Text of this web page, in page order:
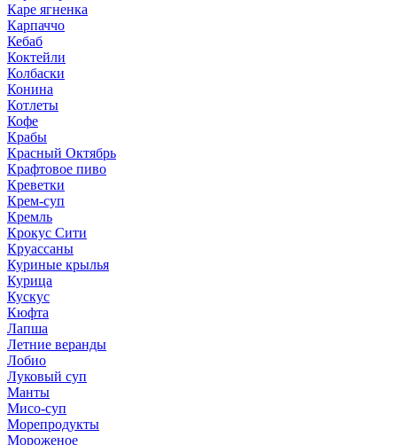
Каре ягненка
Карпаччо
Кебаб
Коктейли
Колбаски
Конина
Котлеты
Кофе
Крабы
Красный Октябрь
Крафтовое пиво
Креветки
Крем-суп
Кремль
Крокус Сити
Круассаны
Куриные крылья
Курица
Кускус
Кюфта
Лапша
Летние веранды
Лобио
Луковый суп
Манты
Мисо-суп
Морепродукты
Мороженое